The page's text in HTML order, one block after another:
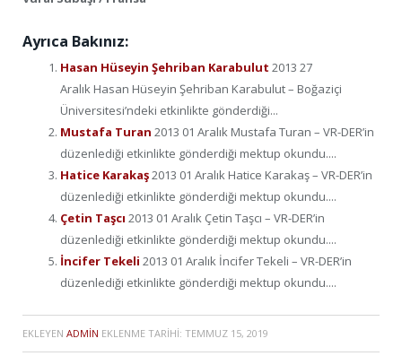
Ayrıca Bakınız:
Hasan Hüseyin Şehriban Karabulut 2013 27
Aralık Hasan Hüseyin Şehriban Karabulut – Boğaziçi
Üniversitesi’ndeki etkinlikte gönderdiği...
Mustafa Turan 2013 01 Aralık Mustafa Turan – VR-DER’in
düzenlediği etkinlikte gönderdiği mektup okundu....
Hatice Karakaş2013 01 Aralık Hatice Karakaş – VR-DER’in
düzenlediği etkinlikte gönderdiği mektup okundu....
Çetin Taşcı 2013 01 Aralık Çetin Taşcı – VR-DER’in
düzenlediği etkinlikte gönderdiği mektup okundu....
İncifer Tekeli 2013 01 Aralık İncifer Tekeli – VR-DER’in
düzenlediği etkinlikte gönderdiği mektup okundu....
EKLEYEN ADMIN EKLENME TARIHI: TEMMUZ 15, 2019